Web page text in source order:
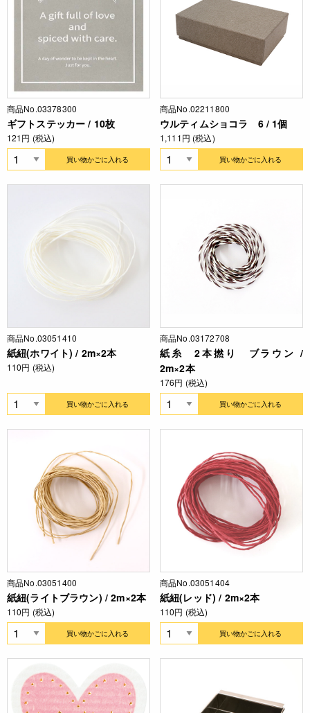
商品No.03378300
ギフトステッカー / 10枚
121円 (税込)
買い物かごに入れる
商品No.02211800
ウルティムショコラ 6 / 1個
1,111円 (税込)
買い物かごに入れる
商品No.03051410
紙紐(ホワイト) / 2m×2本
110円 (税込)
買い物かごに入れる
商品No.03172708
紙糸 2本撚り ブラウン /
2m×2本
176円 (税込)
買い物かごに入れる
商品No.03051400
紙紐(ライトブラウン) / 2m×2本
110円 (税込)
買い物かごに入れる
商品No.03051404
紙紐(レッド) / 2m×2本
110円 (税込)
買い物かごに入れる